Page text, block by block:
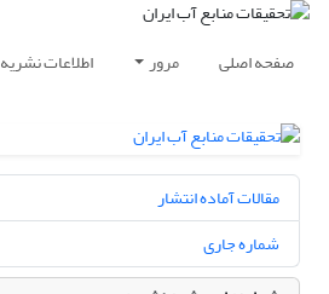
صفحه اصلی مرور اطلاعات نشریه
مقالات آماده انتشار
شماره جاری